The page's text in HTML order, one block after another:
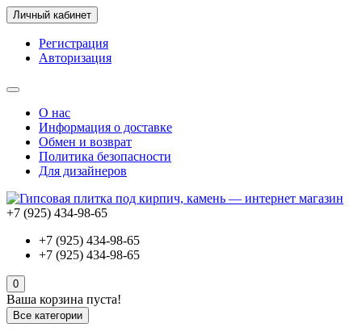
Личный кабинет
Регистрация
Авторизация
О нас
Информация о доставке
Обмен и возврат
Политика безопасности
Для дизайнеров
+7 (925) 434-98-65
+7 (925) 434-98-65
+7 (925) 434-98-65
0
Ваша корзина пуста!
Все категории